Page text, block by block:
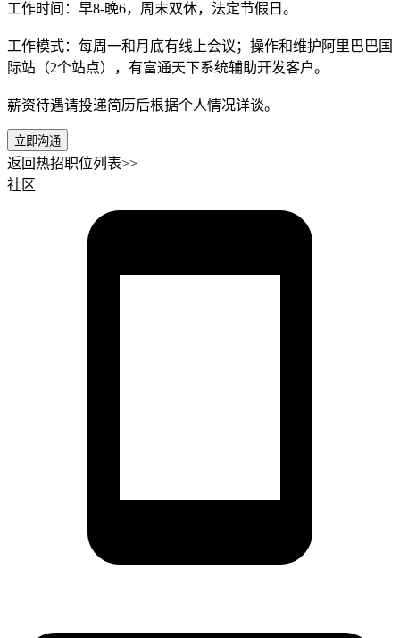
工作时间：早8-晚6，周末双休，法定节假日。
工作模式：每周一和月底有线上会议；操作和维护阿里巴巴国
际站（2个站点），有富通天下系统辅助开发客户。
薪资待遇请投递简历后根据个人情况详谈。
立即沟通
返回热招职位列表>>
社区